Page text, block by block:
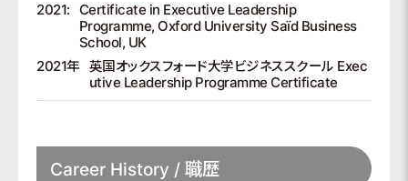
2021:
Certificate in Executive Leadership
Programme, Oxford University Saïd Business
School, UK
2021年 英国オックスフォード大学ビジネススクール Exec
utive Leadership Programme Certificate
Career History / 職歴